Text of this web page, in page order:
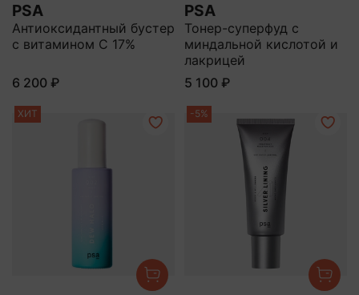
PSA
Антиоксидантный бустер
с витамином С 17%
6 200 ₽
PSA
Тонер-суперфуд с
миндальной кислотой и
лакрицей
5 100 ₽
ХИТ -5%